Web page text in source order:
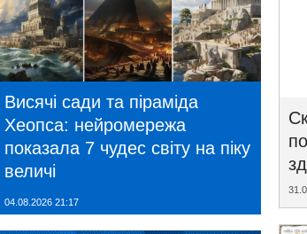
Висячі сади та піраміда
Хеопса: нейромережа
показала 7 чудес світу на піку
величі
04.08.2026 21:17